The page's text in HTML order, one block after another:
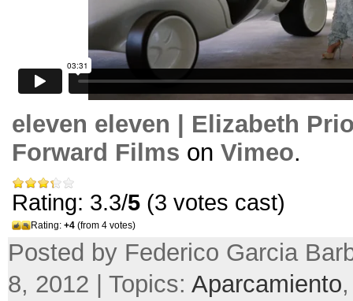
eleven eleven | Elizabeth
Forward Films on Vimeo.
Rating: 3.3/5 (3 votes cast)
Rating: +4 (from 4 votes)
Posted by Federico Garcia
8, 2012 | Topics: Aparcamiento,